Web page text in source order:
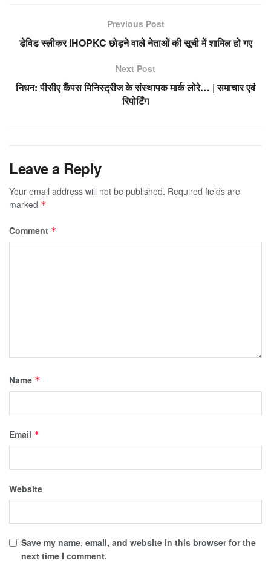
Previous Post
डेविड स्लीकर IHOPKC छोड़ने वाले नेताओं की सूची में शामिल हो गए
Next Post
निधन: पीसीए कैंपस मिनिस्ट्रीज के संस्थापक मार्क लोरे… | समाचार एवं
रिपोर्टिंग
Leave a Reply
Your email address will not be published. Required fields are
marked *
Comment *
Name *
Email *
Website
Save my name, email, and website in this browser for the
next time I comment.